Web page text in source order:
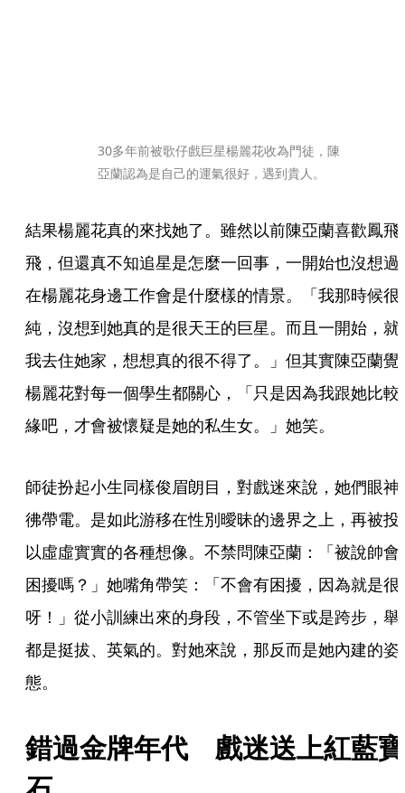
30多年前被歌仔戲巨星楊麗花收為門徒，陳
亞蘭認為是自己的運氣很好，遇到貴人。
結果楊麗花真的來找她了。雖然以前陳亞蘭喜歡鳳飛
飛，但還真不知追星是怎麼一回事，一開始也沒想過
在楊麗花身邊工作會是什麼樣的情景。「我那時候很
純，沒想到她真的是很天王的巨星。而且一開始，就
我去住她家，想想真的很不得了。」但其實陳亞蘭覺
楊麗花對每一個學生都關心，「只是因為我跟她比較
緣吧，才會被懷疑是她的私生女。」她笑。
師徒扮起小生同樣俊眉朗目，對戲迷來說，她們眼神
彿帶電。是如此游移在性別曖昧的邊界之上，再被投
以虛虛實實的各種想像。不禁問陳亞蘭：「被說帥會
困擾嗎？」她嘴角帶笑：「不會有困擾，因為就是很
呀！」從小訓練出來的身段，不管坐下或是跨步，舉
都是挺拔、英氣的。對她來說，那反而是她內建的姿
態。
錯過金牌年代　戲迷送上紅藍寶